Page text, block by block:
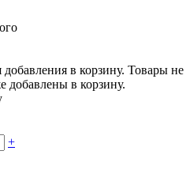
в корзину. Товары не
добавлены в корзину.
+